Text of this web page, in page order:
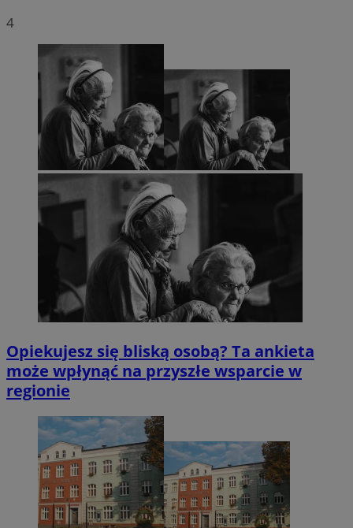
4
Opiekujesz się bliską osobą? Ta ankieta
może wpłynąć na przyszłe wsparcie w
regionie